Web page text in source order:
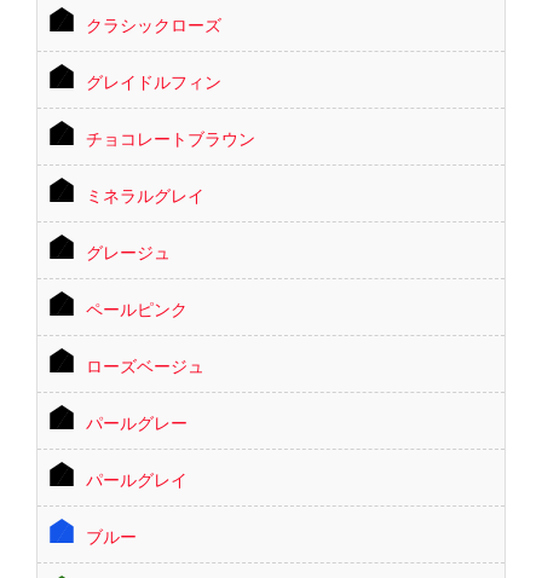
クラシックローズ
グレイドルフィン
チョコレートブラウン
ミネラルグレイ
グレージュ
ペールピンク
ローズベージュ
パールグレー
パールグレイ
ブルー